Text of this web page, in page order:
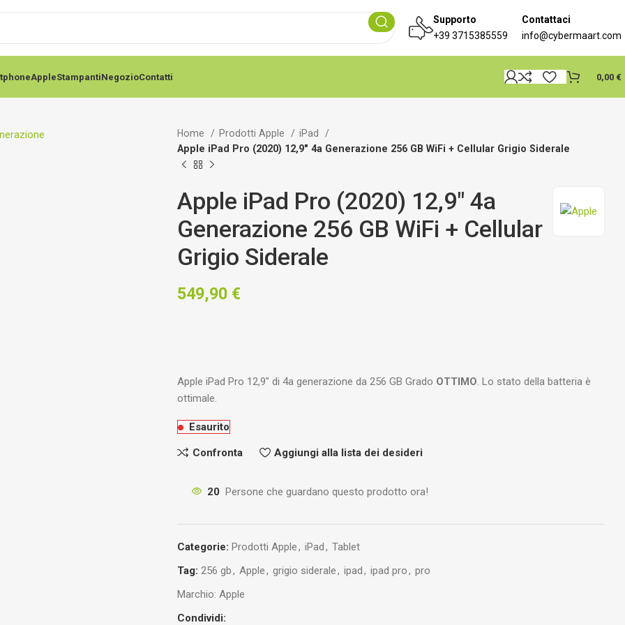
Supporto
+39 3715385559
Contattaci
info@cybermaart.com
AppleStampantiNegozioContatti 0,00 €
Home Prodotti Apple
iPad
Apple iPad Pro (2020) 12,9″ 4a Generazione 256 GB WiFi + Cellular Grigio Siderale
Apple iPad Pro (2020) 12,9″ 4a
Generazione 256 GB WiFi + Cellular
Grigio Siderale
549,90 €
Apple iPad Pro 12,9″ di 4a generazione da 256 GB Grado OTTIMO. Lo stato della batteria è
ottimale.
Esaurito
Confronta Aggiungi alla lista dei desideri
20 Persone che guardano questo prodotto ora!
Categorie: Prodotti Apple, iPad, Tablet
Tag: 256 gb, Apple, grigio siderale, ipad, ipad pro, pro
Marchio: Apple
Condividi: